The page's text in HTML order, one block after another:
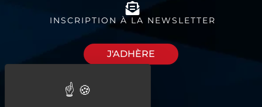
INSCRIPTION À LA NEWSLETTER
J'ADHÈRE